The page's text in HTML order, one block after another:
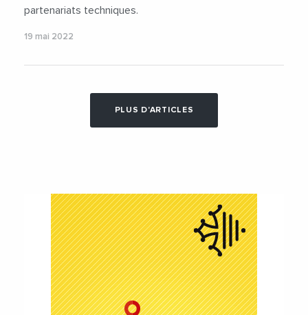
partenariats techniques.
19 mai 2022
PLUS D'ARTICLES